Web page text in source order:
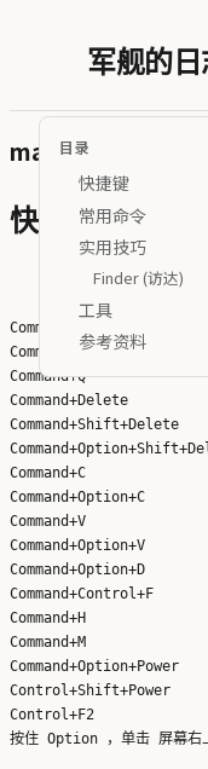
军舰的日
目录
快捷键
常用命令
实用技巧
Finder (访达)
工具
参考资料
macOS实践
快捷键
系统
Command+I
Command+W
Command+Q
Command+Delete
Command+Shift+Delete
Command+C
Command+Option+C
Command+V
Command+Option+V
Command+Option+D
Command+Control+F
Command+H
Command+M
Control+Shift+Power
Control+F2